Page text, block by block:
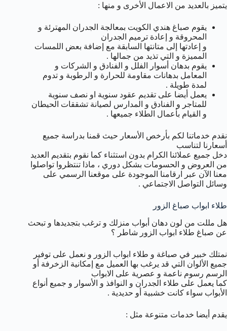
يتميز بالعديد من الاعمال الأخرى و منها :
يقوم صباغ هندي الكويت بمعالجة الجدران المهترئة و
المحروقة و إعادة ترميم الجدران
و إعادتها إلى متانتها السابقة مع إضافة بعض اللمسات
المميزة و التي تذيد من جمالها .
يقوم بدهان أسوار الفلل و الفنادق و الشركات و
المعامل بدهانات مقاومة للحرارة و الرطوبة و تدوم
لمدة طويلة .
يعمل أيضا على تقديم عقود سنوية او نصف سنوية
للمتاجر و الفنادق و المدارس لصيانة تشققات الحيطان
و القيام بأعمال الطلاء جميعها .
نقدم خدماتنا لكم بأرخص الأسعار حيث قمنا بدراسة جميع
أسعارنا لتناسب
دخل جميع عملائنا الكرام بدون استثناء كما نقوم بتقديم العديد
من العروض و الحسومات بشكل دوري ، ماذا تنتظروا تواصلوا
معنا الآن عبر ارقامنا الموجودة على موقعنا الرسمي على
وسائل التواصل الاجتماعي .
طلاء ابواب صباغ الزور
هل مللت من لون دهان أبواب منزلك و ترغب بتجديدها و تبحث
عن صباغ طلاء ابواب الزور شاطر ؟
نمتلك خبير في صباغة و طلاء ابواب الزور و نعمل على توفير
جميع الألوان التي قد يرغب بها العميل مع إمكانية الزخرفة أو
الرسم رسوم ناعمة و عصرية على الابواب
كما يعمل على طلاء الجدران و النوافذ و الأسوار و جميع أنواع
الأبواب سواء كانت خشبية أو حديدية .
يقدم أيضا خدمات متنوعة مثل :